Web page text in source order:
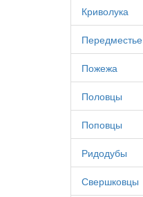
Криволука
Передместье
Пожежа
Половцы
Поповцы
Ридодубы
Свершковцы